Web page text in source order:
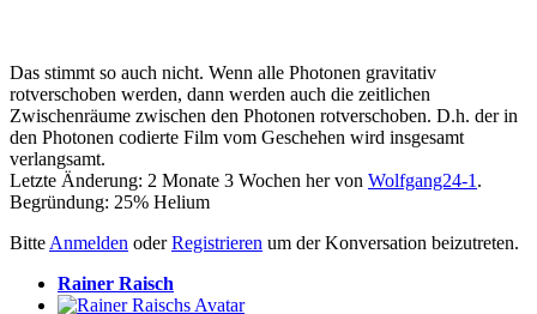
Das stimmt so auch nicht. Wenn alle Photonen gravitativ
rotverschoben werden, dann werden auch die zeitlichen
Zwischenräume zwischen den Photonen rotverschoben. D.h. der in
den Photonen codierte Film vom Geschehen wird insgesamt
verlangsamt.
Letzte Änderung: 2 Monate 3 Wochen her von Wolfgang24-1 .
Begründung: 25% Helium
Bitte Anmelden oderRegistrieren um der Konversation beizutreten.
Rainer Raisch